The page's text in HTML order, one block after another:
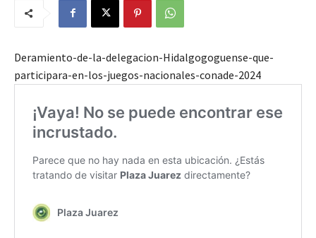
Deramiento-de-la-delegacion-Hidalgogoguense-que-
participara-en-los-juegos-nacionales-conade-2024